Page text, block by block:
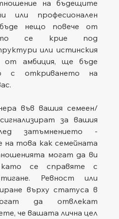
на бъдещите
или професионален
нещо повече от
се крие под
или истинския
от амбиция, ще бъде
с откриването на
във вашия семеен/
за вашия
затъмнението -
на това как семейната
могат да ви
се справяте с
Ревност или
върху статуса в
да отвлекат
че вашата лична цел